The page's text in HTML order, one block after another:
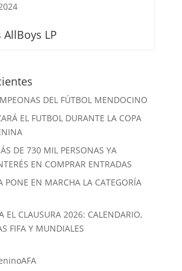
AllBoys LP
DEL FÚTBOL MENDOCINO
EL FUTBOL DURANTE LA COPA
DE 730 MIL PERSONAS YA
EN COMPRAR ENTRADAS
PONE EN MARCHA LA CATEGORÍA
EL CLAUSURA 2026: CALENDARIO,
FIFA Y MUNDIALES